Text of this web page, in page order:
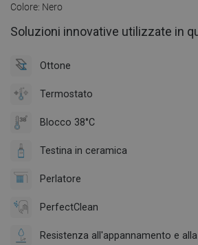
Colore: Nero
Soluzioni innovative utilizzate in
Ottone
Termostato
Blocco 38°C
Testina in ceramica
Perlatore
PerfectClean
Resistenza all'appannamento e